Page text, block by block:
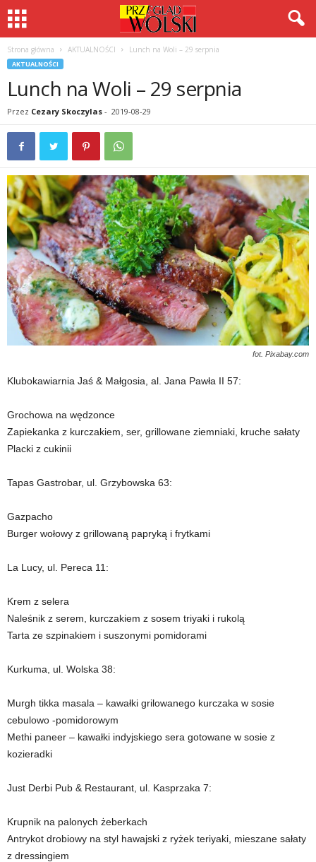
Strona główna AKTUALNOŚCI Lunch na Woli – 29 serpnia
AKTUALNOŚCI
Lunch na Woli – 29 serpnia
Przez Cezary Skoczylas - 2019-08-29
fot. Pixabay.com
Klubokawiarnia Jaś & Małgosia, al. Jana Pawła II 57:
Grochowa na wędzonce
Zapiekanka z kurczakiem, ser, grillowane ziemniaki, kruche sałaty
Placki z cukinii
Tapas Gastrobar, ul. Grzybowska 63:
Gazpacho
Burger wołowy z grillowaną papryką i frytkami
La Lucy, ul. Pereca 11:
Krem z selera
Naleśnik z serem, kurczakiem z sosem triyaki i rukolą
Tarta ze szpinakiem i suszonymi pomidorami
Kurkuma, ul. Wolska 38:
Murgh tikka masala – kawałki grilowanego kurczaka w sosie
cebulowo -pomidorowym
Methi paneer – kawałki indyjskiego sera gotowane w sosie z
kozieradki
Just Derbi Pub & Restaurant, ul. Kasprzaka 7:
Krupnik na palonych żeberkach
Antrykot drobiowy na styl hawajski z ryżek teriyaki, mieszane sałaty
z dressingiem